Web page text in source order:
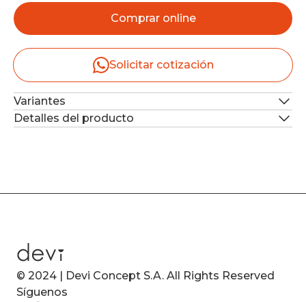
Comprar online
Solicitar cotización
Variantes
Detalles del producto
© 2024 | Devi Concept S.A. All Rights Reserved
Síguenos